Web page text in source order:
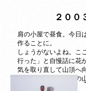
２００
肩の小屋で昼食。今日
作ることに。
しょうがないよね。こ
行った」と自慢話に花
気を取り直して山頂へ
トマの耳とオキの耳